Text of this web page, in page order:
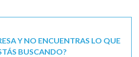
Y NO ENCUENTRAS LO QUE
BUSCANDO?